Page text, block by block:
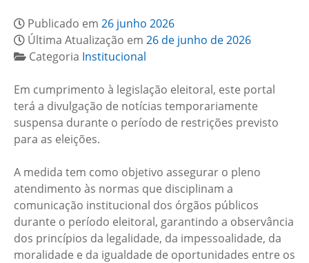
Publicado em 26 junho 2026
Última Atualização em 26 de junho de 2026
Categoria Institucional
Em cumprimento à legislação eleitoral, este portal
terá a divulgação de notícias temporariamente
suspensa durante o período de restrições previsto
para as eleições.
A medida tem como objetivo assegurar o pleno
atendimento às normas que disciplinam a
comunicação institucional dos órgãos públicos
durante o período eleitoral, garantindo a observância
dos princípios da legalidade, da impessoalidade, da
moralidade e da igualdade de oportunidades entre os